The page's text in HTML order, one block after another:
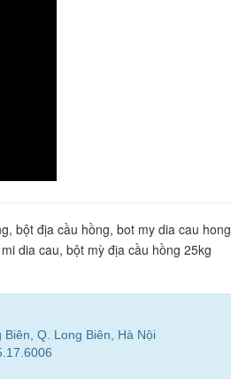
bột địa cầu hồng, bot my dia cau
dia cau, bột mỳ địa cầu hồng 25kg
Q. Long Biên, Hà Nội